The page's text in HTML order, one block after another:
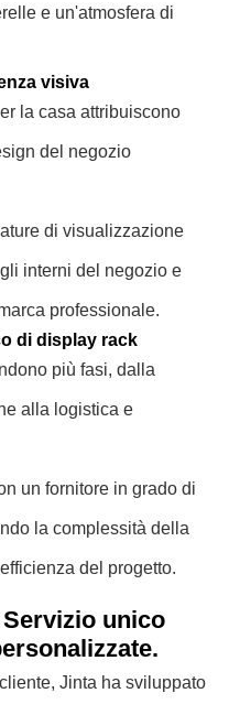
e un'atmosfera di
visiva
la casa attribuiscono
del negozio
di visualizzazione
interni del negozio e
professionale.
di display rack
più fasi, dalla
alla logistica e
un fornitore in grado di
la complessità della
del progetto.
unico
Jinta ha sviluppato